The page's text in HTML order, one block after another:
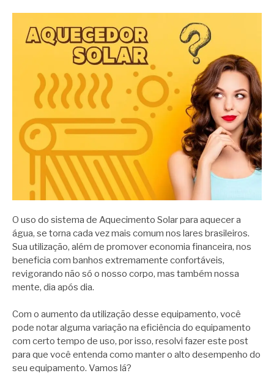
O uso do sistema de Aquecimento Solar para aquecer a
água, se torna cada vez mais comum nos lares brasileiros.
Sua utilização, além de promover economia financeira, nos
beneficia com banhos extremamente confortáveis,
revigorando não só o nosso corpo, mas também nossa
mente, dia após dia.
Com o aumento da utilização desse equipamento, você
pode notar alguma variação na eficiência do equipamento
com certo tempo de uso, por isso, resolvi fazer este post
para que você entenda como manter o alto desempenho do
seu equipamento. Vamos lá?